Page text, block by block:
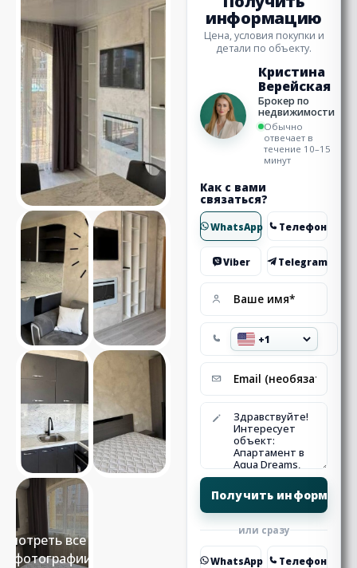
Смотреть все 10
фотографии
информацию
Цена, условия покупки и
детали по объекту.
Кристина
Верейская
Брокер по
недвижимости
Обычно
отвечает в
течение 10–15
минут
Как с вами
связаться?
WhatsApp Телефон
Viber Telegram
или сразу
WhatsApp Телефон